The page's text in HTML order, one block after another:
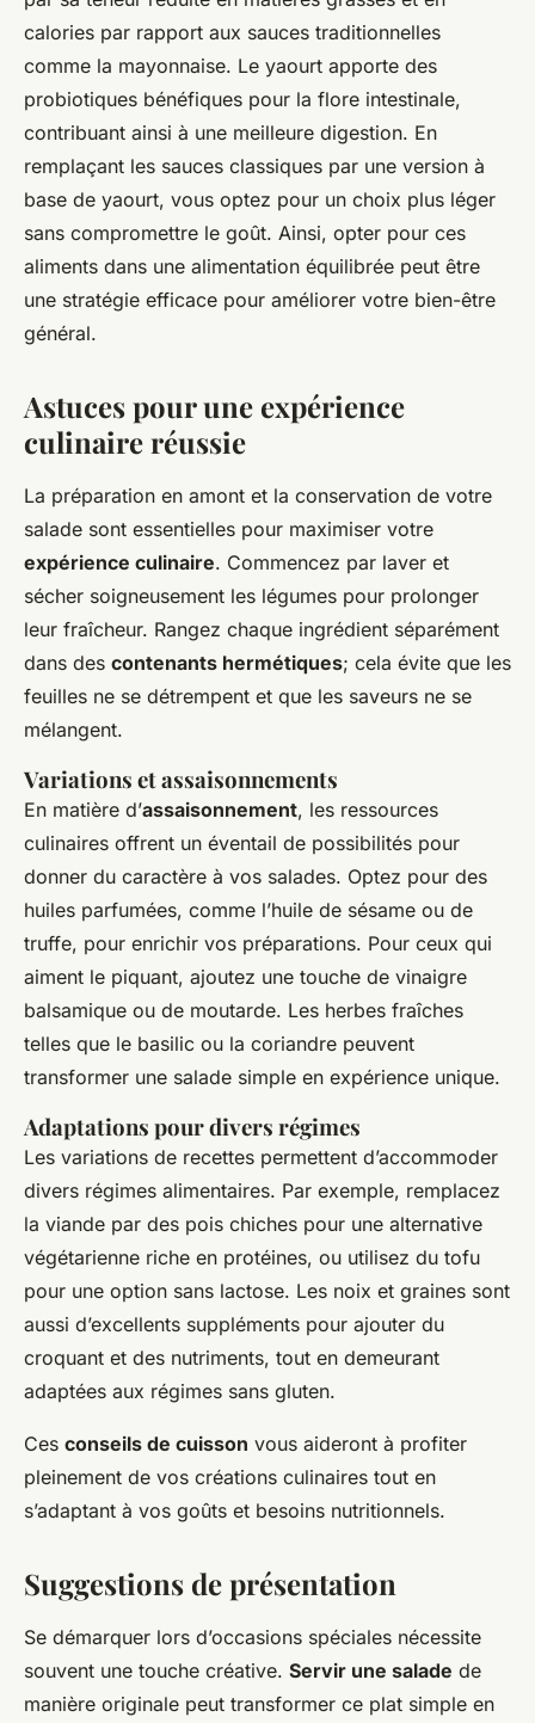
calories par rapport aux sauces traditionnelles
comme la mayonnaise. Le yaourt apporte des
probiotiques bénéfiques pour la flore intestinale,
contribuant ainsi à une meilleure digestion. En
remplaçant les sauces classiques par une version à
base de yaourt, vous optez pour un choix plus léger
sans compromettre le goût. Ainsi, opter pour ces
aliments dans une alimentation équilibrée peut être
une stratégie efficace pour améliorer votre bien-être
général.
Astuces pour une expérience
culinaire réussie
La préparation en amont et la conservation de votre
salade sont essentielles pour maximiser votre
expérience culinaire. Commencez par laver et
sécher soigneusement les légumes pour prolonger
leur fraîcheur. Rangez chaque ingrédient séparément
dans des contenants hermétiques; cela évite que les
feuilles ne se détrempent et que les saveurs ne se
mélangent.
Variations et assaisonnements
En matière d’assaisonnement, les ressources
culinaires offrent un éventail de possibilités pour
donner du caractère à vos salades. Optez pour des
huiles parfumées, comme l’huile de sésame ou de
truffe, pour enrichir vos préparations. Pour ceux qui
aiment le piquant, ajoutez une touche de vinaigre
balsamique ou de moutarde. Les herbes fraîches
telles que le basilic ou la coriandre peuvent
transformer une salade simple en expérience unique.
Adaptations pour divers régimes
Les variations de recettes permettent d’accommoder
divers régimes alimentaires. Par exemple, remplacez
la viande par des pois chiches pour une alternative
végétarienne riche en protéines, ou utilisez du tofu
pour une option sans lactose. Les noix et graines sont
aussi d’excellents suppléments pour ajouter du
croquant et des nutriments, tout en demeurant
adaptées aux régimes sans gluten.
Ces conseils de cuisson vous aideront à profiter
pleinement de vos créations culinaires tout en
s’adaptant à vos goûts et besoins nutritionnels.
Suggestions de présentation
Se démarquer lors d’occasions spéciales nécessite
souvent une touche créative. Servir une salade de
manière originale peut transformer ce plat simple en